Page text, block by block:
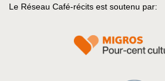
Le Réseau Café-récits est soutenu par: